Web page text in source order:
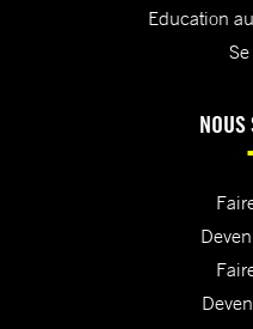
Education